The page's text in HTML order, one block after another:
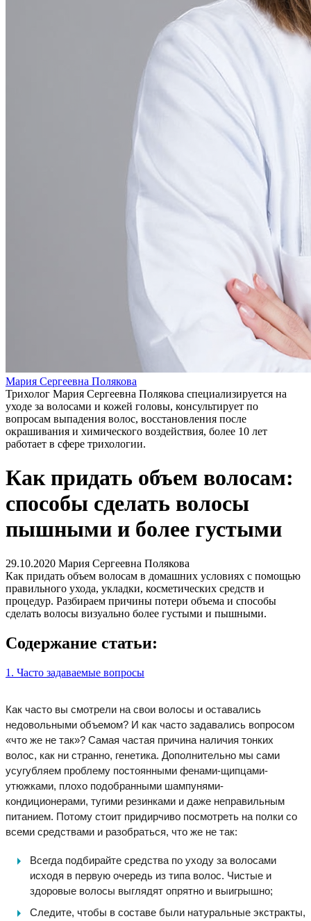
Мария Сергеевна Полякова
Трихолог Мария Сергеевна Полякова специализируется на
уходе за волосами и кожей головы, консультирует по
вопросам выпадения волос, восстановления после
окрашивания и химического воздействия, более 10 лет
работает в сфере трихологии.
Как придать объем волосам:
способы сделать волосы
пышными и более густыми
29.10.2020 Мария Сергеевна Полякова
Как придать объем волосам в домашних условиях с помощью
правильного ухода, укладки, косметических средств и
процедур. Разбираем причины потери объема и способы
сделать волосы визуально более густыми и пышными.
Содержание статьи:
1. Часто задаваемые вопросы
Как часто вы смотрели на свои волосы и оставались
недовольными объемом? И как часто задавались вопросом
«что же не так»? Самая частая причина наличия тонких
волос, как ни странно, генетика. Дополнительно мы сами
усугубляем проблему постоянными фенами-щипцами-
утюжками, плохо подобранными шампунями-
кондиционерами, тугими резинками и даже неправильным
питанием. Потому стоит придирчиво посмотреть на полки со
всеми средствами и разобраться, что же не так:
Всегда подбирайте средства по уходу за волосами
исходя в первую очередь из типа волос. Чистые и
здоровые волосы выглядят опрятно и выигрышно;
Следите, чтобы в составе были натуральные экстракты,